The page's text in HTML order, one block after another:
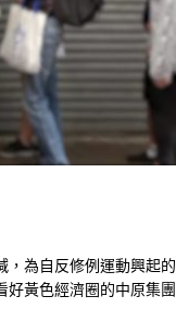
，為自反修例運動興起的
好黃色經濟圈的中原集團